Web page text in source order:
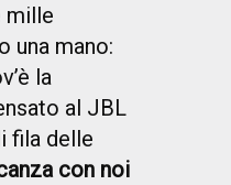
mille
una mano:
la
al JBL
fila delle
con noi